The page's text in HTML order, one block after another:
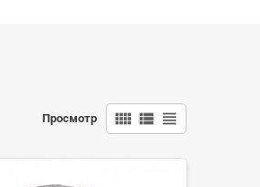
Просмотр view_comfy view_list view_headline